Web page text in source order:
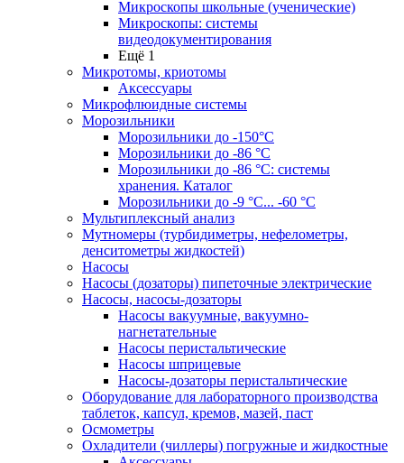
Микроскопы школьные (ученические)
Микроскопы: системы
видеодокументирования
Ещё 1
Микротомы, криотомы
Аксессуары
Микрофлюидные системы
Морозильники
Морозильники до -150°С
Морозильники до -86 °C
Морозильники до -86 °C: системы
хранения. Каталог
Морозильники до -9 °C... -60 °C
Мультиплексный анализ
Мутномеры (турбидиметры, нефелометры,
денситометры жидкостей)
Насосы
Насосы (дозаторы) пипеточные электрические
Насосы, насосы-дозаторы
Насосы вакуумные, вакуумно-
нагнетательные
Насосы перистальтические
Насосы шприцевые
Насосы-дозаторы перистальтические
Оборудование для лабораторного производства
таблеток, капсул, кремов, мазей, паст
Осмометры
Охладители (чиллеры) погружные и жидкостные